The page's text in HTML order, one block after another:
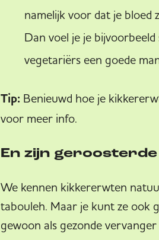
namelijk voor dat je bloed
Dan voel je je
vegetariërs een goede
Tip: Benieuwd hoe je
voor meer info.
En zijn
We kennen kikkererwten
tabouleh. Maar je kunt ze ook
gewoon als gezonde